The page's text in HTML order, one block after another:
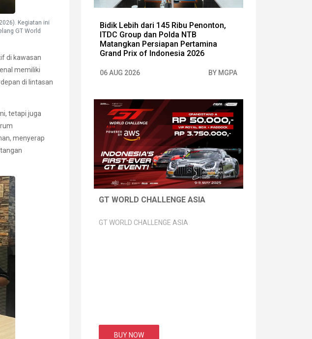
Kegiatan ini
GT World
di kawasan
memiliki
di lintasan
tetapi juga
menyerap
Bidik Lebih dari 145 Ribu Penonton,
ITDC Group dan Polda NTB
Matangkan Persiapan Pertamina
Grand Prix of Indonesia 2026
06 AUG 2026 BY MGPA
GT WORLD CHALLENGE ASIA
GT WORLD CHALLENGE ASIA
BUY NOW